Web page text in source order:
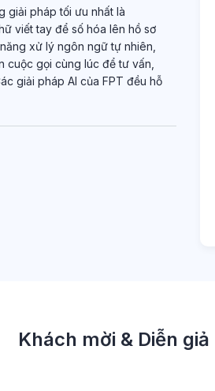
giải pháp tối ưu nhất là
viết tay để số hóa lên hồ sơ
xử lý ngôn ngữ tự nhiên,
cuộc gọi cùng lúc để tư vấn,
giải pháp AI của FPT đều hỗ
Khách mời & Diễn giả